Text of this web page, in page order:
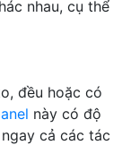
nhau, cụ thể
đều hoặc có
này có độ
cả các tác